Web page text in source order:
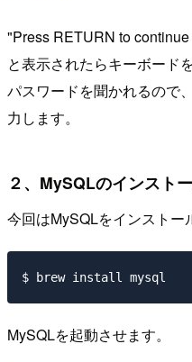
"Press RETURN to
と表示されたらキーボードを
パスワードを聞かれるので
力します。
２、MySQLのインスト
今回はMySQLをインストー
MySQLを起動させます。